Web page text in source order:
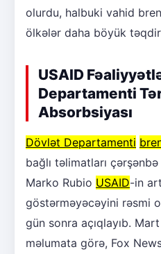
olurdu, halbuki vahid
ölkələr daha böyük təqdir
USAID
Departamenti
Absorbsiyası
Dövlət Departamenti
bağlı təlimatları
Marko Rubio USAID-in
göstərməyəcəyini rəsmi
gün sonra açıqlayıb.
məlumata görə, Fox